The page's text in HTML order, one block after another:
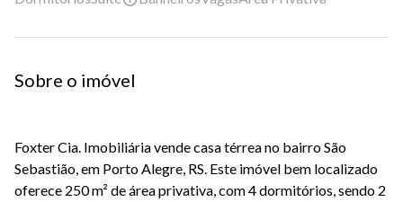
Sobre o imóvel
Foxter Cia. Imobiliária vende casa térrea no bairro São
Sebastião, em Porto Alegre, RS. Este imóvel bem localizado
oferece 250 m² de área privativa, com 4 dormitórios, sendo 2